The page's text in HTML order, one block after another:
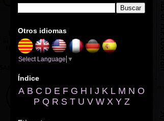
Otros idiomas
Select Language ▼
Índice
A B C D E F G H I J K L M N O
P Q R S T U V W X Y Z